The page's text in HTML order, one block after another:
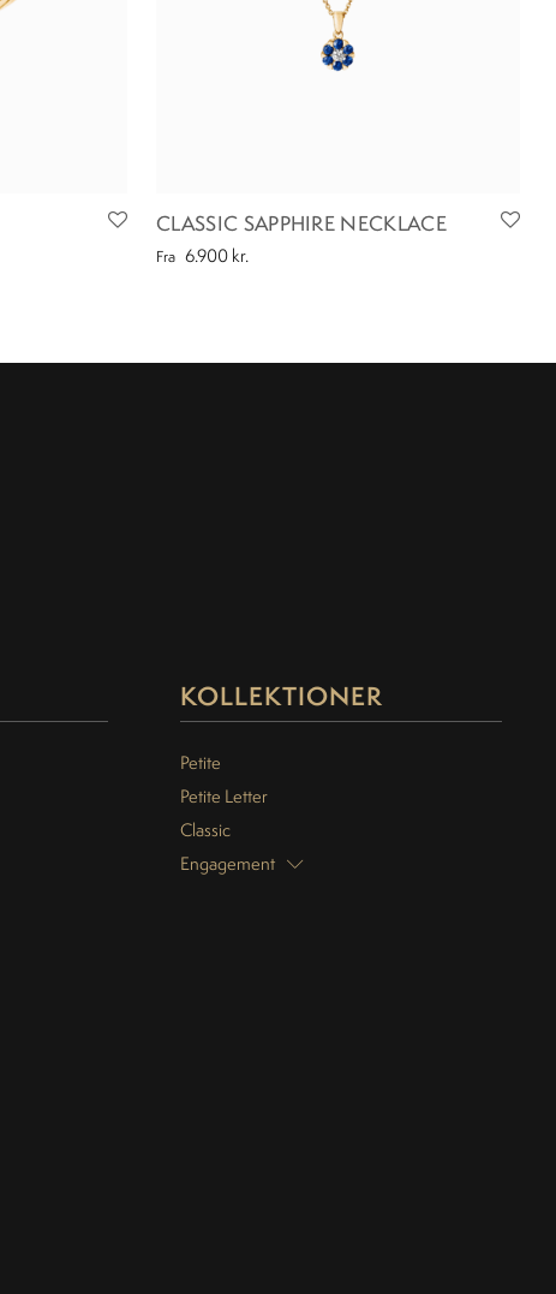
CLASSIC SAPPHIRE NECKLACE
Fra 6.900 kr.
KOLLEKTIONER
Petite
Petite Letter
Classic
Engagement